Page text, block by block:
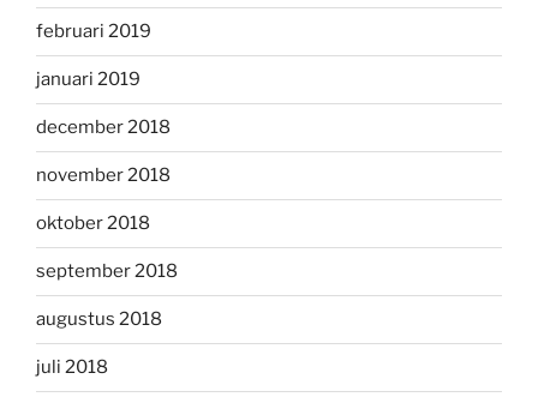
februari 2019
januari 2019
december 2018
november 2018
oktober 2018
september 2018
augustus 2018
juli 2018